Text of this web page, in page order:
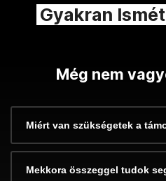
Gyakran
Még nem
Miért van szükségetek a
Mekkora összeggel tudok